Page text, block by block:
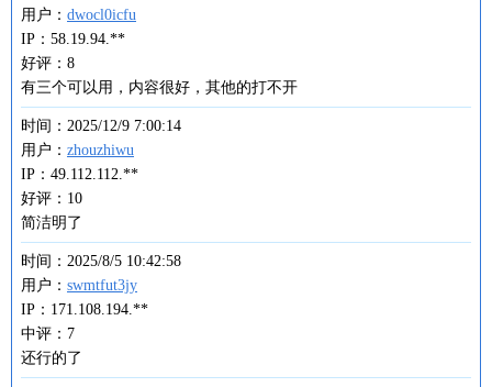
用户： dwocl0icfu
IP：58.19.94.**
好评：8
有三个可以用，内容很好，其他的打不开
时间：2025/12/9 7:00:14
用户： zhouzhiwu
IP：49.112.112.**
好评：10
简洁明了
时间：2025/8/5 10:42:58
用户： swmtfut3jy
IP：171.108.194.**
中评：7
还行的了